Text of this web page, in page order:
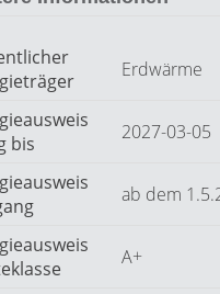
Erdwärme
bis
2027-03-05
ab dem
A+